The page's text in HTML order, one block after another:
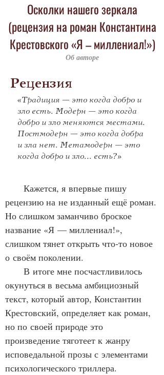
Осколки нашего зеркала
(рецензия на роман Константина
Крестовского «Я – миллениал!»)
Об авторе
Рецензия
«Традиция — это когда добро и
зло есть. Модерн — это когда
добро и зло меняются местами.
Постмодерн — это когда добра
и зла нет. Метамодерн — это
когда добро и зло... есть?»
Кажется, я впервые пишу
рецензию на не изданный ещё роман.
Но слишком заманчиво броское
название «Я — миллениал!»,
слишком тянет открыть что‑то новое
о своём поколении.
В итоге мне посчастливилось
окунуться в весьма амбициозный
текст, который автор, Константин
Крестовский, определяет как роман,
но по своей природе это
произведение тяготеет к жанру
исповедальной прозы с элементами
психологического триллера.